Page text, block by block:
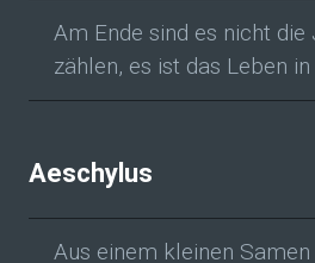
Am Ende sind es nicht
zählen, es ist das Leben
Aeschylus
Aus einem kleinen